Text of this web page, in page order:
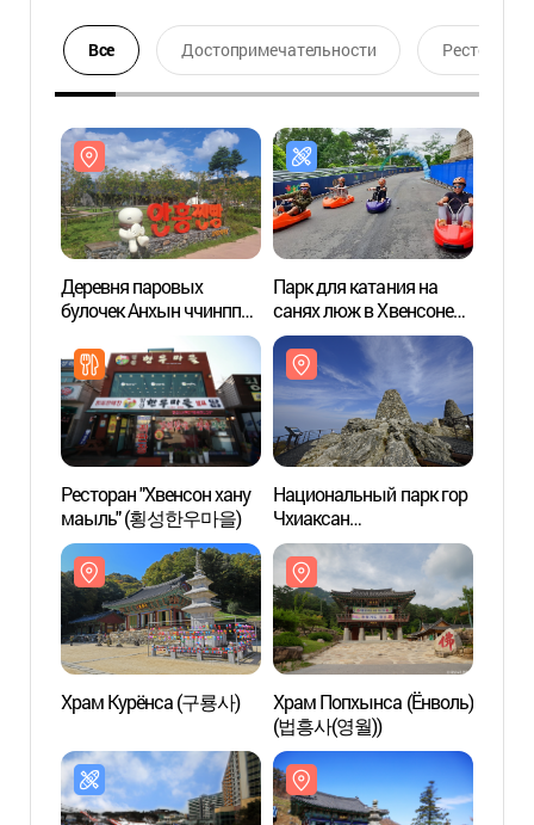
Все Достопримечательности Ресторан
Деревня паровых
булочек Анхын ччинппан
(안흥찐빵모락모락마을)
Парк для катания на
санях люж в Хвенсоне
Hoengseong Luge
(횡성루지체험장)
Ресторан "Хвенсон хану
маыль" (횡성한우마을)
Национальный парк гор
Чхиаксан
(치악산국립공원)
Храм Курёнса (구룡사)
Храм Попхынса (Ёнволь)
(법흥사(영월))